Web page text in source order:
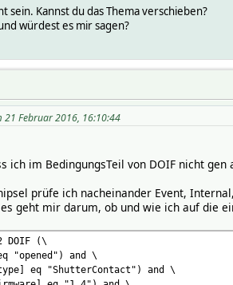
sein. Kannst du das Thema verschieben?
würdest es mir sagen?
Februar 2016, 16:10:44
ich im BedingungsTeil von DOIF nicht
prüfe ich nacheinander Event,
geht mir darum, ob und wie ich auf die
DOIF (\
"opened") and \
eq "ShutterContact") and \